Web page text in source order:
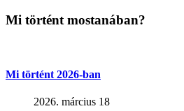
Mi történt mostanában?
Mi történt 2026-ban
2026. március 18